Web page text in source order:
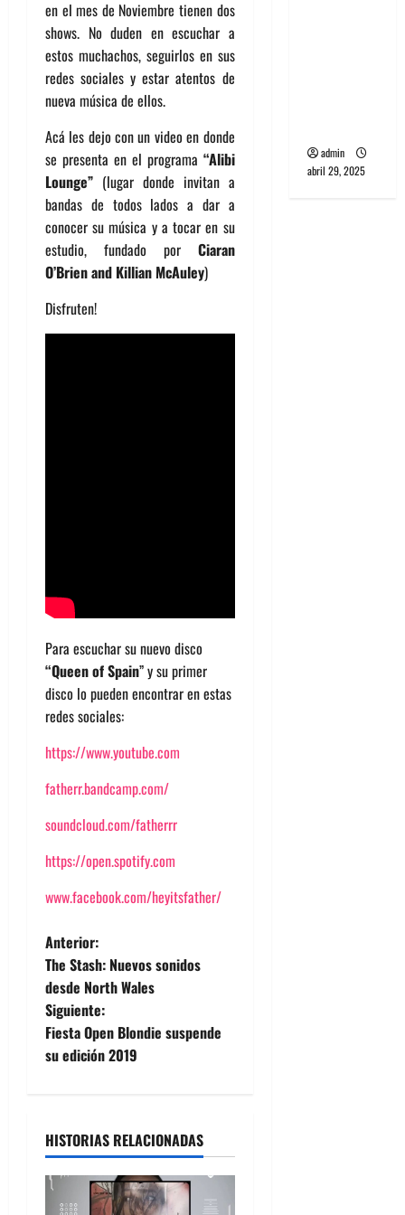
en el mes de Noviembre tienen dos
shows. No duden en escuchar a
estos muchachos, seguirlos en sus
redes sociales y estar atentos de
nueva música de ellos.
Acá les dejo con un video en donde
se presenta en el programa “Alibi
Lounge” (lugar donde invitan a
bandas de todos lados a dar a
conocer su música y a tocar en su
estudio, fundado por Ciaran
O’Brien and Killian McAuley)
Disfruten!
Para escuchar su nuevo disco
“Queen of Spain” y su primer
disco lo pueden encontrar en estas
redes sociales:
https://www.youtube.com
fatherr.bandcamp.com/
soundcloud.com/fatherrr
https://open.spotify.com
www.facebook.com/heyitsfather/
N
a
v
e
a
c
Anterior:
The Stash: Nuevos sonidos
desde North Wales
Siguiente:
Fiesta Open Blondie suspende
su edición 2019
HISTORIAS RELACIONADAS
admin
abril 29, 2025